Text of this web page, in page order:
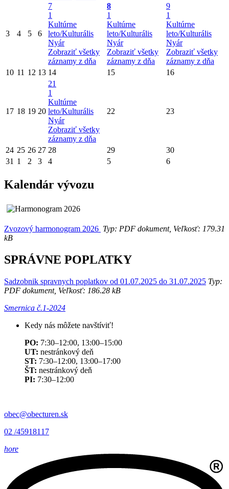
3 4 5 6
7
1
Kultúrne
leto/Kulturális
Nyár
Zobraziť všetky
záznamy z dňa
8
1
Kultúrne
leto/Kulturális
Nyár
Zobraziť všetky
záznamy z dňa
9
1
Kultúrne
leto/Kulturális
Nyár
Zobraziť všetky
záznamy z dňa
10 11 12 13 14 15 16
17 18 19 20
21
1
Kultúrne
leto/Kulturális
Nyár
Zobraziť všetky
záznamy z dňa
22 23
24 25 26 27 28 29
30
31 1 2 3 4 5 6
Kalendár vývozu
Zvozový harmonogram 2026 Typ: PDF dokument, Veľkosť: 179.31
kB
SPRÁVNE POPLATKY
Sadzobnik spravnych poplatkov od 01.07.2025 do 31.07.2025 Typ:
PDF dokument, Veľkosť: 186.28 kB
Smernica č.1-2024
Kedy nás môžete navštíviť!
PO: 7:30–12:00, 13:00–15:00
UT: nestránkový deň
ST: 7:30–12:00, 13:00–17:00
ŠT: nestránkový deň
PI: 7:30–12:00
obec@obecturen.sk
02 /45918117
hore